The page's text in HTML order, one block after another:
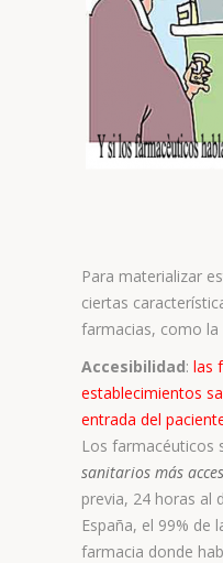
Para materializar
ciertas
farmacias, como la
Accesibilidad: las
establecimientos
entrada del
Los farmacéuticos
sanitarios más
previa, 24 horas al
España, el 99% de
farmacia donde